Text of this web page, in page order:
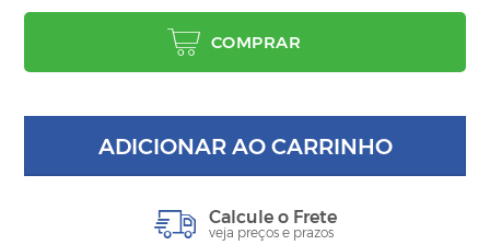
COMPRAR
ADICIONAR AO CARRINHO
Calcule o Frete
veja preços e prazos